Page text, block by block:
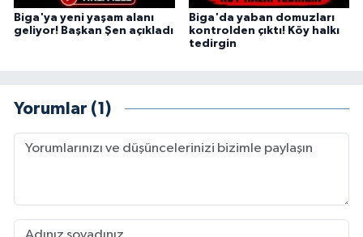
Biga'ya yeni yaşam alanı
geliyor! Başkan Şen açıkladı
Biga'da yaban domuzları
kontrolden çıktı! Köy halkı
tedirgin
Yorumlar (1)